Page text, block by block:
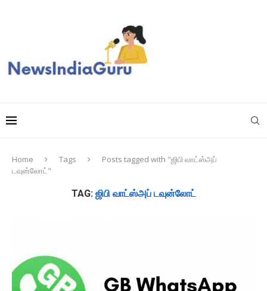
Home Tags
Posts tagged with "ஜிபி வாட்ஸ்அப்
டவுன்லோட்"
TAG: ஜிபி வாட்ஸ்அப் டவுன்லோட்